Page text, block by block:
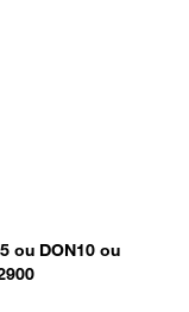
ou DON10 ou